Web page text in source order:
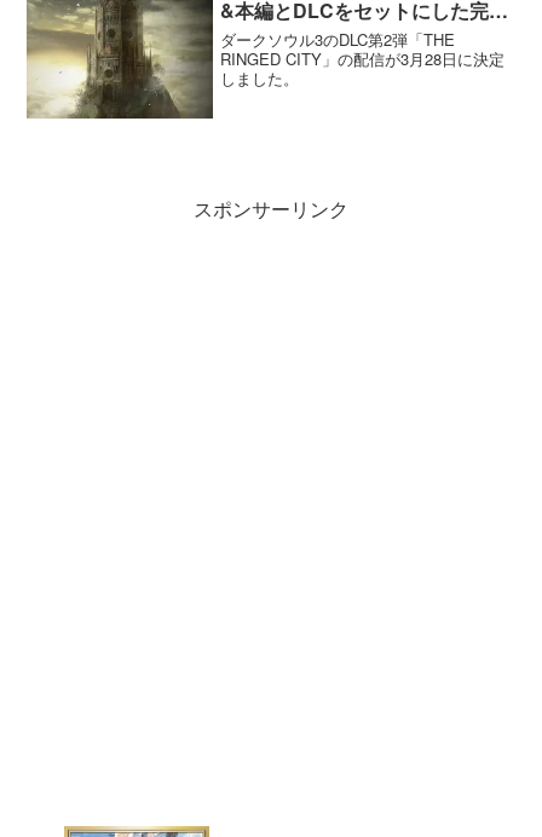
&本編とDLCをセットにした完全
版発売決定
ダークソウル3のDLC第2弾「THE
RINGED CITY」の配信が3月28日に決定
しました。
スポンサーリンク